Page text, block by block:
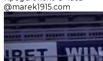
@marek1915.com